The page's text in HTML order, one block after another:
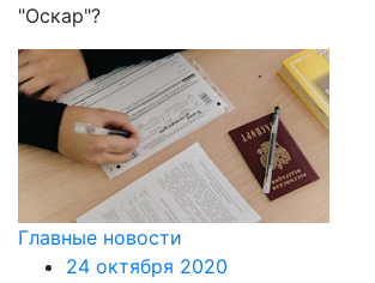
"Оскар"?
Главные новости
24 октября 2020